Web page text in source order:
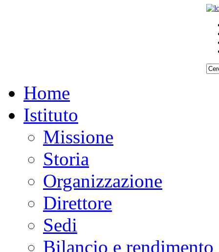
Home
Istituto
Missione
Storia
Organizzazione
Direttore
Sedi
Bilancio e rendimento